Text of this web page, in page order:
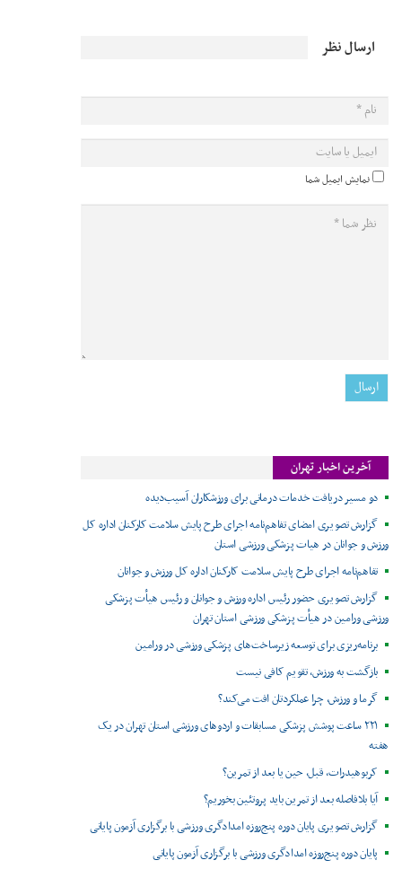
ارسال نظر
نمایش ایمیل شما
آخرین اخبار تهران
دو مسیر دریافت خدمات درمانی برای ورزشکاران آسیب‌دیده
گزارش تصویری امضای تفاهم‌نامه اجرای طرح پایش سلامت کارکنان اداره کل
ورزش و جوانان در هیات پزشکی ورزشی استان
تفاهم‌نامه اجرای طرح پایش سلامت کارکنان اداره کل ورزش و جوانان
گزارش تصویری حضور رئیس اداره ورزش و جوانان و رئیس هیأت پزشکی
ورزشی ورامین در هیأت پزشکی ورزشی استان تهران
برنامه‌ریزی برای توسعه زیرساخت‌های پزشکی ورزشی در ورامین
بازگشت به ورزش، تقویم کافی نیست
گرما و ورزش، چرا عملکردتان افت می‌کند؟
۲۲۱ ساعت پوشش پزشکی مسابقات و اردوهای ورزشی استان تهران در یک
هفته
کربوهیدرات، قبل، حین یا بعد از تمرین؟
آیا بلافاصله بعد از تمرین باید پروتئین بخوریم؟
گزارش تصویری پایان دوره پنج‌روزه امدادگری ورزشی با برگزاری آزمون پایانی
پایان دوره پنج‌روزه امدادگری ورزشی با برگزاری آزمون پایانی